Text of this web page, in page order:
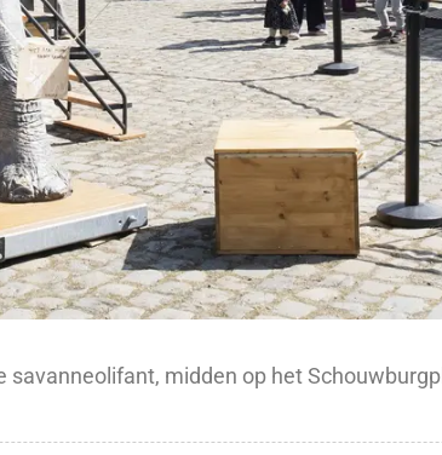
midden op het